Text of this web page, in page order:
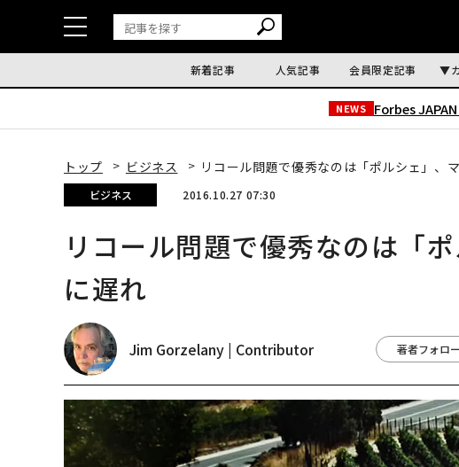
新着記事 人気記事 会員限定記事
NEWS Forbes
トップ ビジネス リコール問題で優秀なのは「ポルシェ」、
ビジネス 2016.10.27 07:30
リコール問題で優秀なのは「
に遅れ
Jim Gorzelany | Contributor 著者フォロー